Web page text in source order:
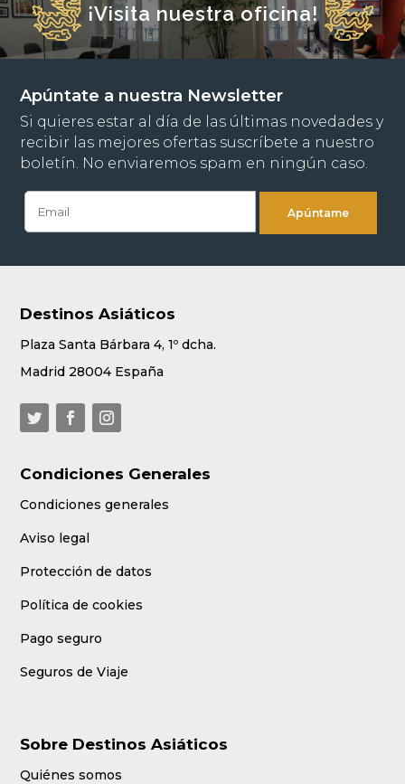
¡Visita nuestra oficina!
Apúntate a nuestra Newsletter
Si quieres estar al día de las últimas novedades y
recibir las mejores ofertas suscríbete a nuestro
boletín. No enviaremos spam en ningún caso.
Destinos Asiáticos
Plaza Santa Bárbara 4, 1º dcha.
Madrid 28004 España
Condiciones Generales
Condiciones generales
Aviso legal
Protección de datos
Política de cookies
Pago seguro
Seguros de Viaje
Sobre Destinos Asiáticos
Quiénes somos